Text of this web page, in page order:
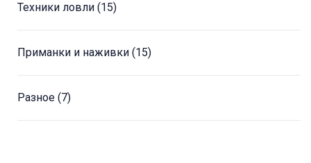
Техники ловли (15)
Приманки и наживки (15)
Разное (7)